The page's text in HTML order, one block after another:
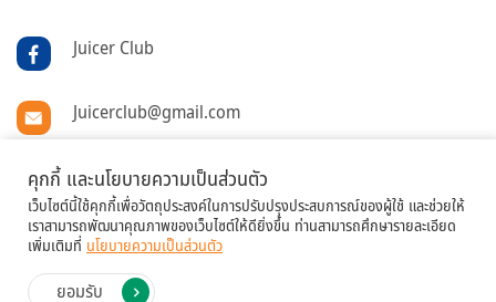
Juicer Club
Juicerclub@gmail.com
@juicerclub
Copyright © 2020 JUICERCLUB All Rights Reserved.
คุกกี้ และนโยบายความเป็นส่วนตัว
เว็บไซต์นี้ใช้คุกกี้เพื่อวัตถุประสงค์ในการปรับปรุงประสบการณ์ของผู้ใช้ และช่วยให้
เราสามารถพัฒนาคุณภาพของเว็บไซต์ให้ดียิ่งขึ้น ท่านสามารถศึกษารายละเอียด
เพิ่มเติมที่ นโยบายความเป็นส่วนตัว
ยอมรับ